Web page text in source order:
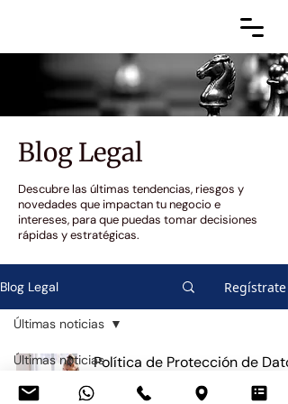
Blog Legal
Descubre las últimas tendencias, riesgos y
novedades que impactan tu negocio e
intereses, para que puedas tomar decisiones
rápidas y estratégicas.
Blog Legal Regístrate
Últimas noticias
Corporativo y
Últimas noticias
Política de Protección de
exige y cómo impacta a